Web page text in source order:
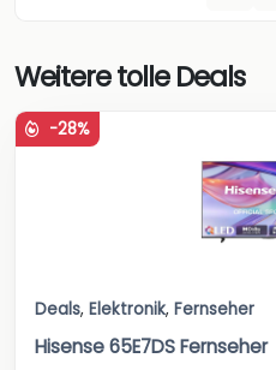
Weitere tolle Deals
-28%
Deals, Elektronik, Fernseher
Hisense 65E7DS Fernseher